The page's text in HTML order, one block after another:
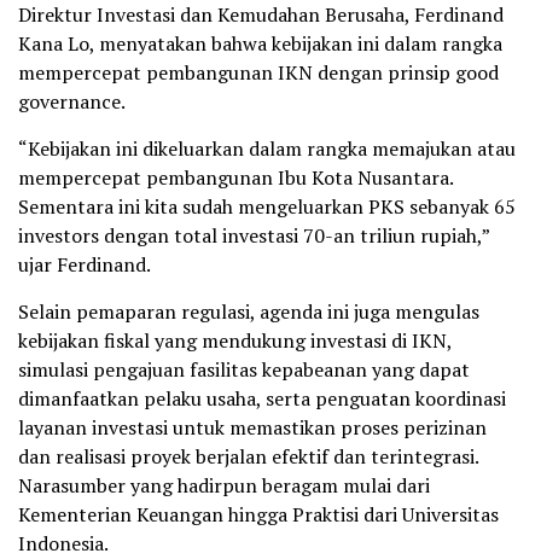
Direktur Investasi dan Kemudahan Berusaha, Ferdinand
Kana Lo, menyatakan bahwa kebijakan ini dalam rangka
mempercepat pembangunan IKN dengan prinsip good
governance.
“Kebijakan ini dikeluarkan dalam rangka memajukan atau
mempercepat pembangunan Ibu Kota Nusantara.
Sementara ini kita sudah mengeluarkan PKS sebanyak 65
investors dengan total investasi 70-an triliun rupiah,”
ujar Ferdinand.
Selain pemaparan regulasi, agenda ini juga mengulas
kebijakan fiskal yang mendukung investasi di IKN,
simulasi pengajuan fasilitas kepabeanan yang dapat
dimanfaatkan pelaku usaha, serta penguatan koordinasi
layanan investasi untuk memastikan proses perizinan
dan realisasi proyek berjalan efektif dan terintegrasi.
Narasumber yang hadirpun beragam mulai dari
Kementerian Keuangan hingga Praktisi dari Universitas
Indonesia.